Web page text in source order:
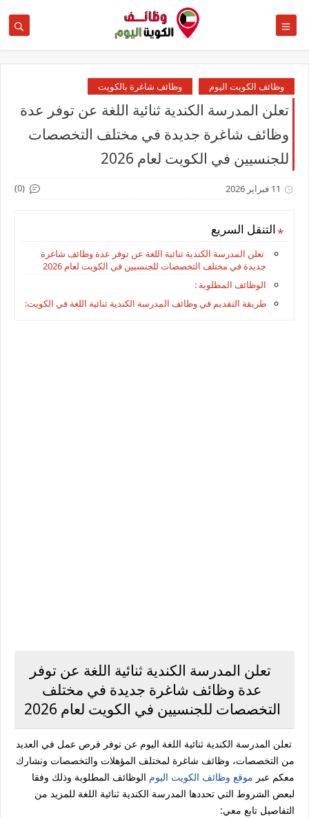
وظائف الكويت اليوم وظائف شاغرة بالكويت
تعلن المدرسة الكندية ثنائية اللغة عن توفر عدة
وظائف شاغرة جديدة في مختلف التخصصات
للجنسيين في الكويت لعام 2026
11 فبراير 2026 (0)
التنقل السريع
تعلن المدرسة الكندية ثنائية اللغة عن توفر عدة وظائف شاغرة
جديدة في مختلف التخصصات للجنسيين في الكويت لعام 2026
الوظائف المطلوبة :
طريقة التقديم في وظائف المدرسة الكندية ثنائية اللغة في الكويت:
تعلن المدرسة الكندية ثنائية اللغة عن توفر
عدة وظائف شاغرة جديدة في مختلف
التخصصات للجنسيين في الكويت لعام 2026
تعلن المدرسة الكندية ثنائية اللغة اليوم عن توفر فرص عمل في العديد
من التخصصات، وظائف شاغرة لمختلف المؤهلات والتخصصات ونشارك
معكم عبر موقع وظائف الكويت اليوم الوظائف المطلوبة وذلك وفقا
لبعض الشروط التي تحددها المدرسة الكندية ثنائية اللغة للمزيد من
التفاصيل تابع معي: